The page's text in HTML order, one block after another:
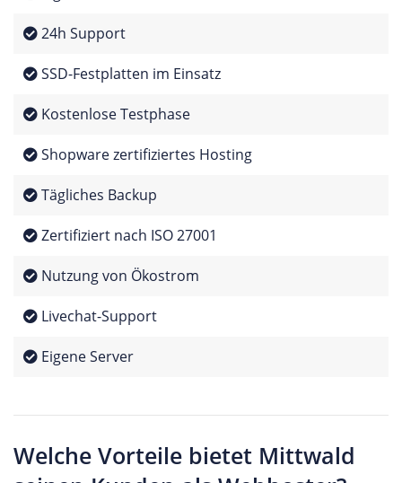
24h Support
SSD-Festplatten im Einsatz
Kostenlose Testphase
Shopware zertifiziertes Hosting
Tägliches Backup
Zertifiziert nach ISO 27001
Nutzung von Ökostrom
Livechat-Support
Eigene Server
Welche Vorteile bietet Mittwald